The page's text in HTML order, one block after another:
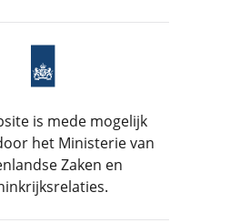
is mede mogelijk
het Ministerie van
Zaken en